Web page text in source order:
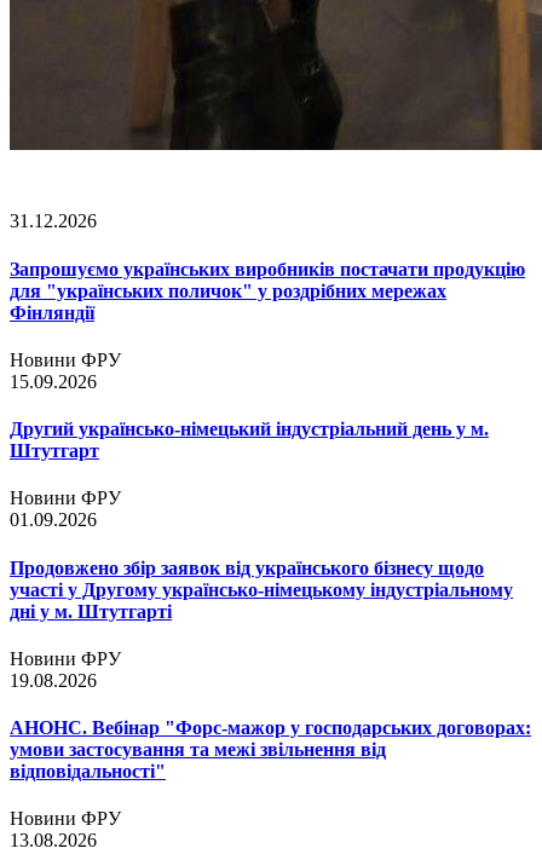
31.12.2026
Запрошуємо українських виробників постачати продукцію
для "українських поличок" у роздрібних мережах
Фінляндії
Новини ФРУ
15.09.2026
Другий українсько-німецький індустріальний день у м.
Штутгарт
Новини ФРУ
01.09.2026
Продовжено збір заявок від українського бізнесу щодо
участі у Другому українсько-німецькому індустріальному
дні у м. Штутгарті
Новини ФРУ
19.08.2026
АНОНС. Вебінар "Форс-мажор у господарських договорах:
умови застосування та межі звільнення від
відповідальності"
Новини ФРУ
13.08.2026